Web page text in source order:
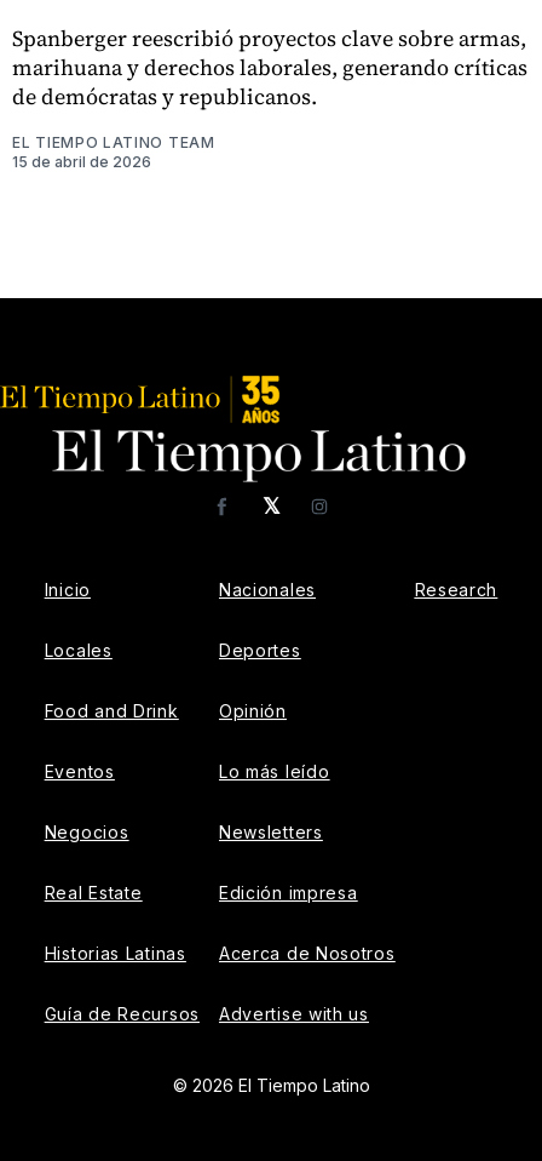
Spanberger reescribió proyectos clave sobre armas,
marihuana y derechos laborales, generando críticas
de demócratas y republicanos.
EL TIEMPO LATINO TEAM
15 de abril de 2026
𝕏
FacebookInstagram
Inicio
Locales
Food and Drink
Eventos
Negocios
Real Estate
Historias Latinas
Guía de Recursos
Nacionales
Deportes
Opinión
Lo más leído
Newsletters
Edición impresa
Acerca de Nosotros
Advertise with us
Research
© 2026 El Tiempo Latino